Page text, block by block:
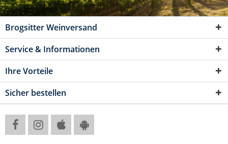
Brogsitter Weinversand
Service & Informationen
Ihre Vorteile
Sicher bestellen